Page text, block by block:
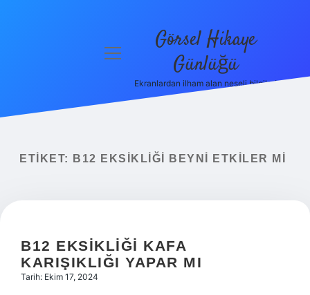
menüyü
Görsel Hikaye
Günlüğü
Ekranlardan ilham alan neşeli bilgiler!
ETIKET: B12 EKSIKLIĞI BEYNI ETKILER MI
B12 EKSIKLIĞI KAFA
KARIŞIKLIĞI YAPAR MI
Tarih: Ekim 17, 2024